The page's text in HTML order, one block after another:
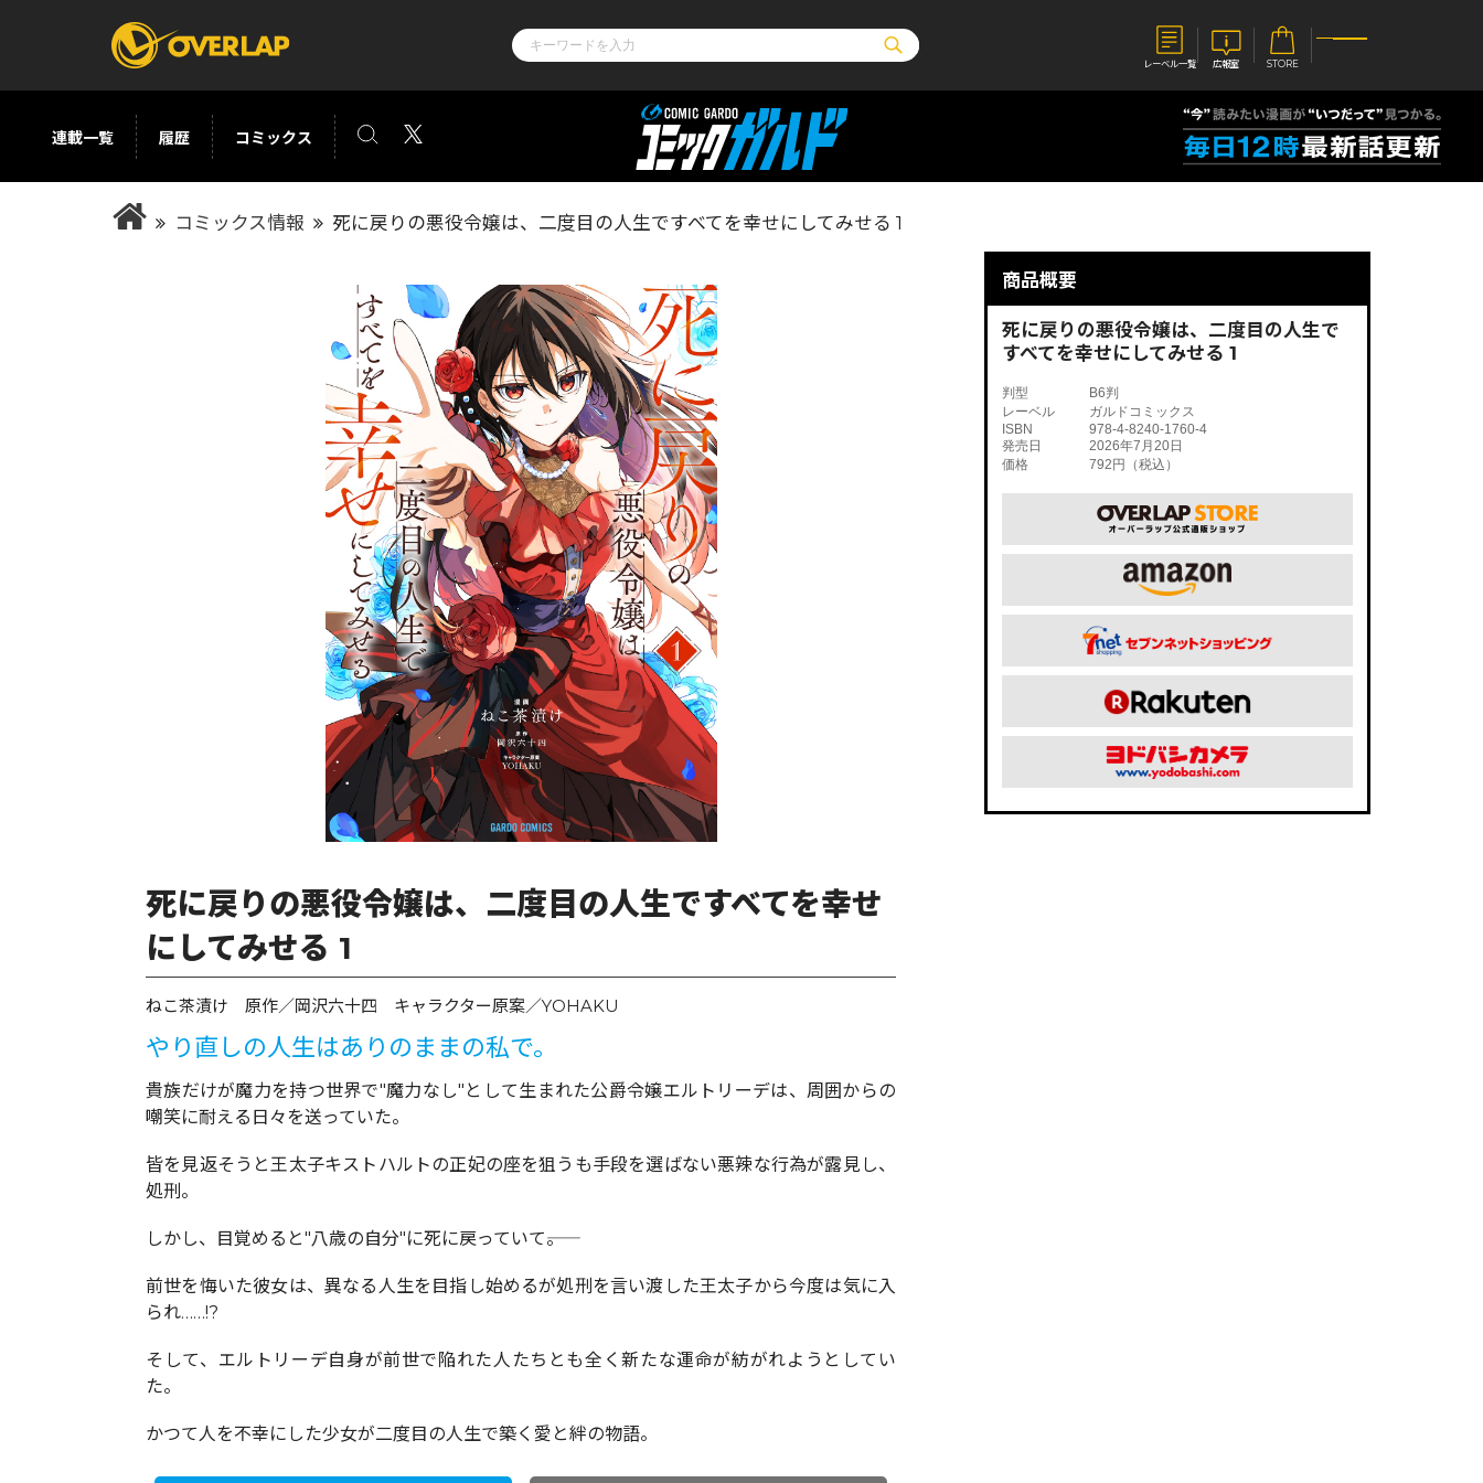
レーベル一覧 広報室 STORE
コミック
コミックガルド
ライトノベル
文庫
ロサージュノベルス
その他
コミックエッセイ
ゲーム
通販・NEWS
OVERLAP STORE
オーバーラップ広報室
採用情報
お問い合わせはこちら
オーバーラップノベルス オーバーラップノベルスf ロサージュノベルス コミックガルド
コミッククリエ リキューレ コミックエッセイ
閉じる
連載一覧 履歴 コミックス
コミックス情報 死に戻りの悪役令嬢は、二度目の人生ですべてを幸せにしてみせる 1
死に戻りの悪役令嬢は、二度目の人生ですべてを幸せ
にしてみせる 1
ねこ茶漬け 原作／岡沢六十四 キャラクター原案／YOHAKU
やり直しの人生はありのままの私で。
貴族だけが魔力を持つ世界で"魔力なし"として生まれた公爵令嬢エルトリーデは、周囲からの
嘲笑に耐える日々を送っていた。
皆を見返そうと王太子キストハルトの正妃の座を狙うも手段を選ばない悪辣な行為が露見し、
処刑。
しかし、目覚めると"八歳の自分"に死に戻っていて――。
前世を悔いた彼女は、異なる人生を目指し始めるが処刑を言い渡した王太子から今度は気に入
られ……!?
そして、エルトリーデ自身が前世で陥れた人たちとも全く新たな運命が紡がれようとしてい
た。
かつて人を不幸にした少女が二度目の人生で築く愛と絆の物語。
商品概要
死に戻りの悪役令嬢は、二度目の人生で
すべてを幸せにしてみせる 1
判型
B6判
レーベル
ガルドコミックス
ISBN
978-4-8240-1760-4
発売日
2026年7月20日
価格
792円（税込）